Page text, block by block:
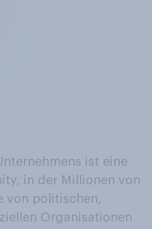
ist eine
in der Millionen von
von politischen,
Organisationen